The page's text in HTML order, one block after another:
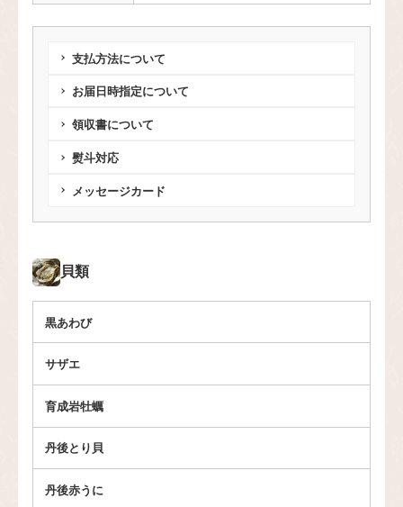
貝類
黒あわび
サザエ
育成岩牡蠣
丹後とり貝
丹後赤うに
支払方法について
お届日時指定について
領収書について
熨斗対応
メッセージカード